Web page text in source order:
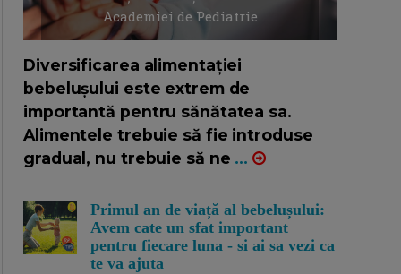
Academiei de Pediatrie
Diversificarea alimentației
bebelușului este extrem de
importantă pentru sănătatea sa.
Alimentele trebuie să fie introduse
gradual, nu trebuie să ne ...
Primul an de viață al bebelușului:
Avem cate un sfat important
pentru fiecare luna - si ai sa vezi ca
te va ajuta